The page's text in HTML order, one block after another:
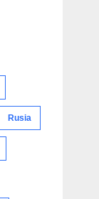
Rusia